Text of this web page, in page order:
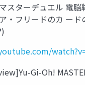
スターデュエル 電
・フリードのカ ー
Gi-Oh!